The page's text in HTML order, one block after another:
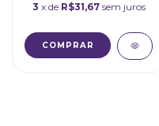
3 x de R$31,67 sem juros